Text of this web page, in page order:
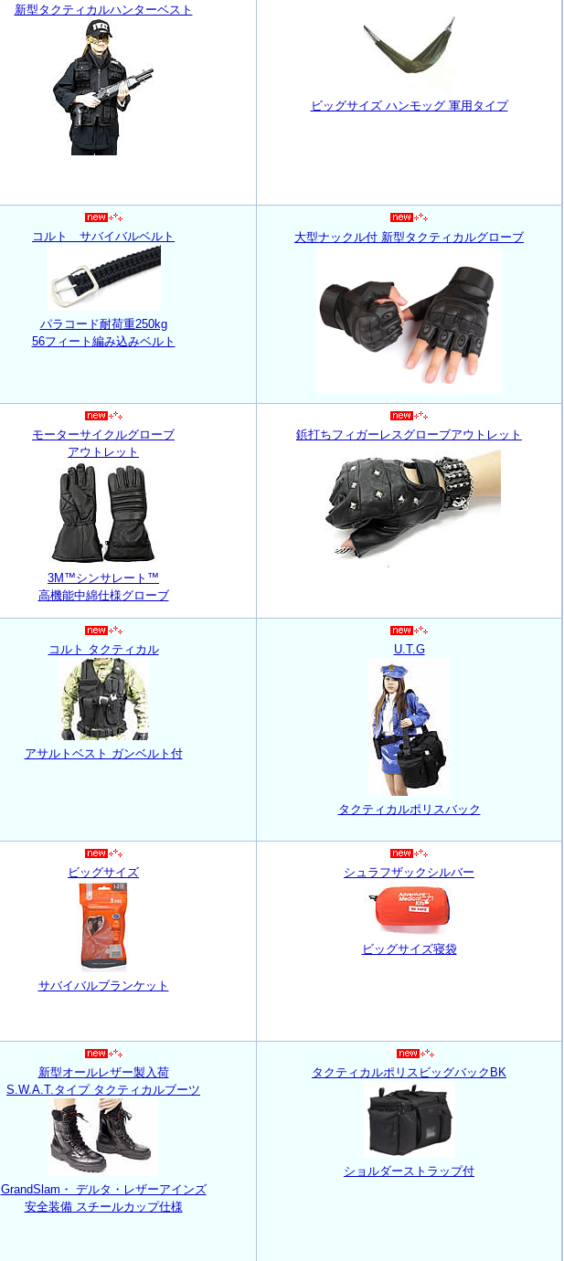
新型タクティカルハンターベスト
ビッグサイズ ハンモッグ 軍用タイプ
コルト サバイバルベルト
パラコード耐荷重250kg
56フィート編み込みベルト
大型ナックル付 新型タクティカルグローブ
モーターサイクルグローブ
アウトレット
3M™シンサレート™
高機能中綿仕様グローブ
鋲打ちフィガーレスグローブアウトレット
コルト タクティカル
アサルトベスト ガンベルト付
U.T.G
タクティカルポリスバック
ビッグサイズ
サバイバルブランケット
シュラフザックシルバー
ビッグサイズ寝袋
新型オールレザー製入荷
S.W.A.T.タイプ タクティカルブーツ
GrandSlam・ デルタ・レザーアインズ
安全装備 スチールカップ仕様
タクティカルポリスビッグバックBK
ショルダーストラップ付